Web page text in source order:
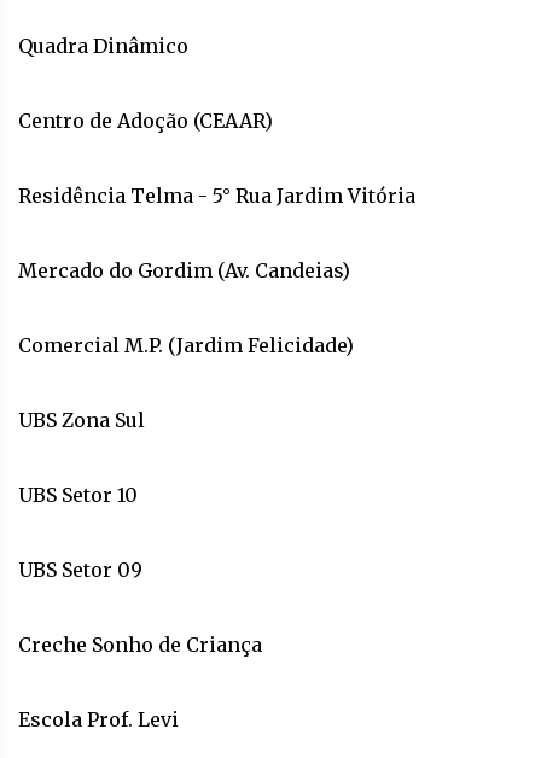
Quadra Dinâmico
Centro de Adoção (CEAAR)
Residência Telma - 5° Rua Jardim Vitória
Mercado do Gordim (Av. Candeias)
Comercial M.P. (Jardim Felicidade)
UBS Zona Sul
UBS Setor 10
UBS Setor 09
Creche Sonho de Criança
Escola Prof. Levi